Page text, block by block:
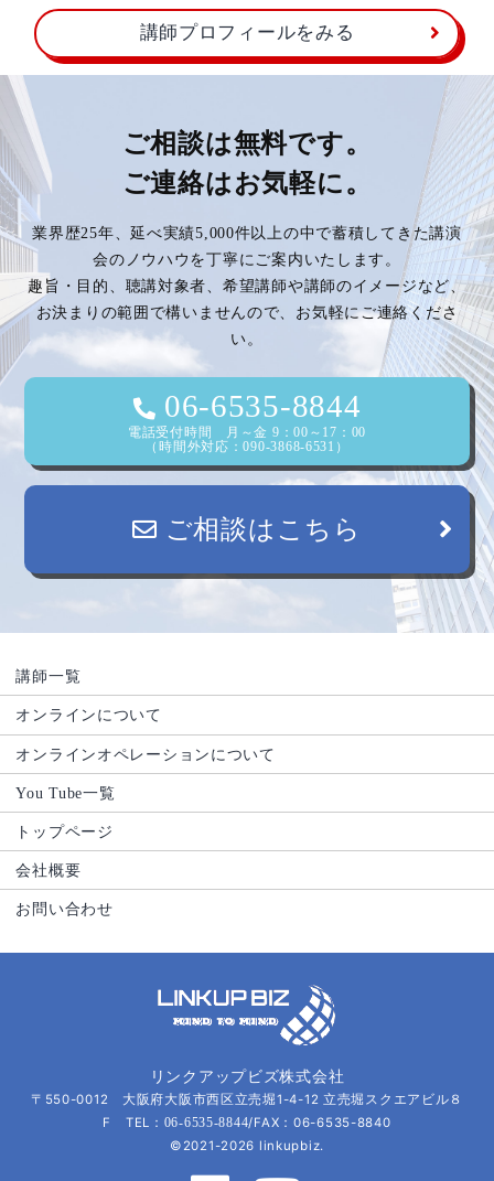
講師プロフィールをみる
ご相談は無料です。
ご連絡はお気軽に。
業界歴25年、延べ実績5,000件以上の中で蓄積してきた講演
会のノウハウを丁寧にご案内いたします。
趣旨・目的、聴講対象者、希望講師や講師のイメージなど、
お決まりの範囲で構いませんので、お気軽にご連絡くださ
い。
06-6535-8844
電話受付時間 月～金 9：00～17：00
（時間外対応：090-3868-6531）
ご相談はこちら
講師一覧
オンラインについて
オンラインオペレーションについて
You Tube一覧
トップページ
会社概要
お問い合わせ
リンクアップビズ株式会社
〒550-0012 大阪府大阪市西区立売堀1-4-12 立売堀スクエアビル８
F TEL： 06-6535-8844/FAX：06-6535-8840
©2021-2026 linkupbiz.